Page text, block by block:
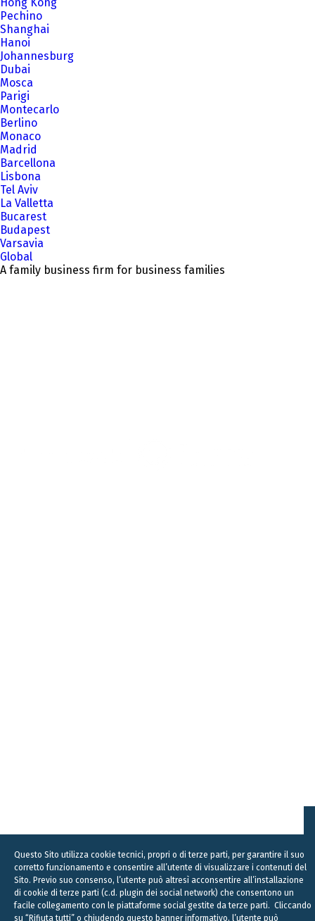
Pechino
Shanghai
Hanoi
Johannesburg
Dubai
Mosca
Parigi
Montecarlo
Berlino
Monaco
Madrid
Barcellona
Lisbona
Tel Aviv
La Valletta
Bucarest
Budapest
Varsavia
Global
A family business firm for business families
Questo Sito utilizza cookie tecnici, propri o di terze parti, per garantire il suo
corretto funzionamento e consentire all’utente di visualizzare i contenuti del
Sito. Previo suo consenso, l’utente può altresì acconsentire all’installazione
di cookie di terze parti (c.d. plugin dei social network) che consentono un
facile collegamento con le piattaforme social gestite da terze parti. Cliccando
su “Rifiuta tutti” o chiudendo questo banner informativo, l’utente può